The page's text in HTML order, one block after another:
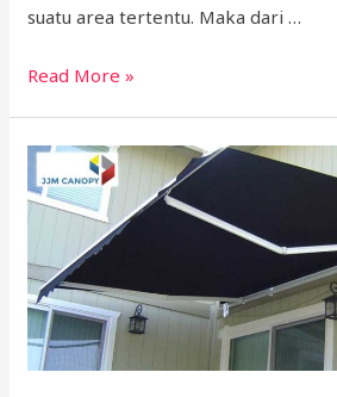
suatu area tertentu. Maka dari …
Ini
yang
Bagus
Read More »